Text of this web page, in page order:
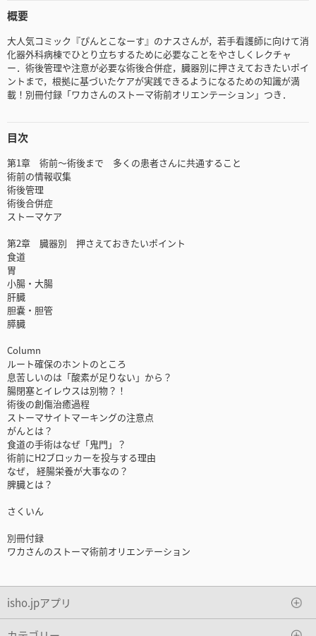
概要
大人気コミック『ぴんとこなーす』のナスさんが，若手看護師に向けて消
化器外科病棟でひとり立ちするために必要なことをやさしくレクチャ
ー．術後管理や注意が必要な術後合併症，臓器別に押さえておきたいポイ
ントまで，根拠に基づいたケアが実践できるようになるための知識が満
載！別冊付録「ワカさんのストーマ術前オリエンテーション」つき．
目次
第1章 術前～術後まで 多くの患者さんに共通すること
術前の情報収集
術後管理
術後合併症
ストーマケア
第2章 臓器別 押さえておきたいポイント
食道
胃
小腸・大腸
肝臓
胆嚢・胆管
膵臓
Column
ルート確保のホントのところ
息苦しいのは「酸素が足りない」から？
腸閉塞とイレウスは別物？！
術後の創傷治癒過程
ストーマサイトマーキングの注意点
がんとは？
食道の手術はなぜ「鬼門」？
術前にH2ブロッカーを投与する理由
なぜ， 経腸栄養が大事なの？
脾臓とは？
さくいん
別冊付録
ワカさんのストーマ術前オリエンテーション
isho.jpアプリ